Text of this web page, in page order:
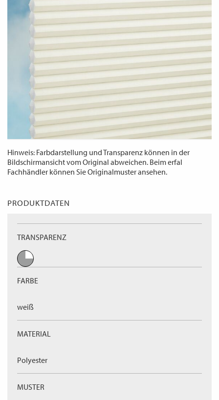
WECHSELN
Hinweis: Farbdarstellung und Transparenz können in der
Bildschirmansicht vom Original abweichen. Beim erfal
Fachhändler können Sie Originalmuster ansehen.
PRODUKTDATEN
TRANSPARENZ
FARBE
weiß
MATERIAL
Polyester
MUSTER